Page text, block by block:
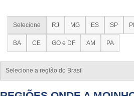
Selecione RJ MG ES SP
BA CE GO e DF AM PA
Selecione a região do Brasil